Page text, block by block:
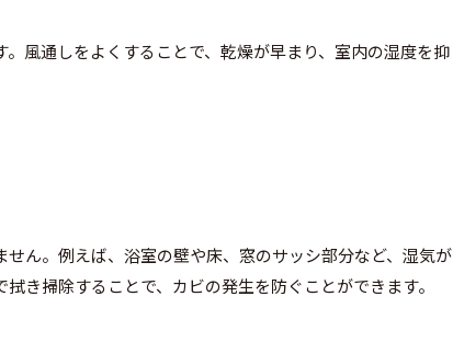
風通しをよくすることで、乾燥が早まり、室内の湿度を抑
ん。例えば、浴室の壁や床、窓のサッシ部分など、湿気が
き掃除することで、カビの発生を防ぐことができます。